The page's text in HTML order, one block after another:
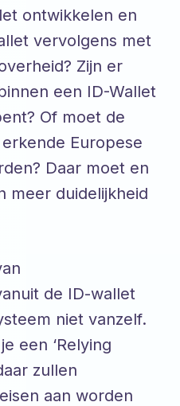
ontwikkelen en
vervolgens met
Zijn er
een ID-Wallet
Of moet de
Europese
Daar moet en
meer duidelijkheid
de ID-wallet
niet vanzelf.
een ‘Relying
zullen
aan worden